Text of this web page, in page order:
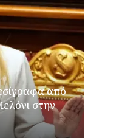
από
στην